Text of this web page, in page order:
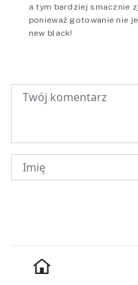
a tym bardziej smacznie
ponieważ gotowanie nie
new black!